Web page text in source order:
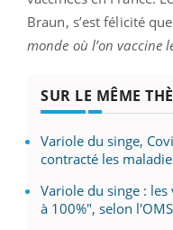
Braun, s’est félicité
monde où l’on vaccine
SUR LE MÊME
Variole du singe,
contracté les
Variole du singe :
à 100%", selon l'OMS